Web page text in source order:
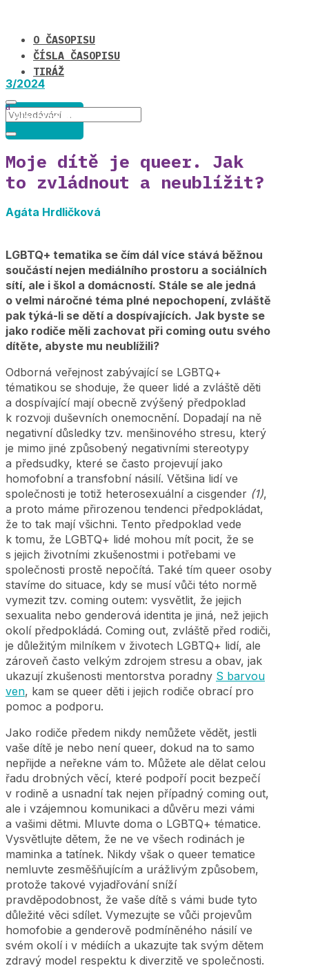
O ČASOPISU
ČÍSLA ČASOPISU
TIRÁŽ
3/2024
Hlavní téma
Moje dítě je queer. Jak
to zvládnout a neublížit?
Agáta Hrdličková
LGBTQ+ tematika se čím dál více stává běžnou
součástí nejen mediálního prostoru a sociálních
sítí, ale i škol a domácností. Stále se ale jedná
o velmi náročné téma plné nepochopení, zvláště
pak týká-li se dětí a dospívajících. Jak byste se
jako rodiče měli zachovat při coming outu svého
dítěte, abyste mu neublížili?
Odborná veřejnost zabývající se LGBTQ+
tématikou se shoduje, že queer lidé a zvláště děti
a dospívající mají obecně zvýšený předpoklad
k rozvoji duševních onemocnění. Dopadají na ně
negativní důsledky tzv. menšinového stresu, který
je mimo jiné způsobený negativními stereotypy
a předsudky, které se často projevují jako
homofobní a transfobní násilí. Většina lidí ve
společnosti je totiž heterosexuální a cisgender (1),
a proto máme přirozenou tendenci předpokládat,
že to tak mají všichni. Tento předpoklad vede
k tomu, že LGBTQ+ lidé mohou mít pocit, že se
s jejich životními zkušenostmi i potřebami ve
společnosti prostě nepočítá. Také tím queer osoby
stavíme do situace, kdy se musí vůči této normě
vymezit tzv. coming outem: vysvětlit, že jejich
sexualita nebo genderová identita je jiná, než jejich
okolí předpokládá. Coming out, zvláště před rodiči,
je důležitým milníkem v životech LGBTQ+ lidí, ale
zároveň často velkým zdrojem stresu a obav, jak
ukazují zkušenosti mentorstva poradny S barvou
ven, kam se queer děti i jejich rodiče obrací pro
pomoc a podporu.
Jako rodiče předem nikdy nemůžete vědět, jestli
vaše dítě je nebo není queer, dokud na to samo
nepřijde a neřekne vám to. Můžete ale dělat celou
řadu drobných věcí, které podpoří pocit bezpečí
v rodině a usnadní tak nejen případný coming out,
ale i vzájemnou komunikaci a důvěru mezi vámi
a vašimi dětmi. Mluvte doma o LGBTQ+ tématice.
Vysvětlujte dětem, že ne ve všech rodinách je
maminka a tatínek. Nikdy však o queer tematice
nemluvte zesměšňujícím a urážlivým způsobem,
protože takové vyjadřování sníží
pravděpodobnost, že vaše dítě s vámi bude tyto
důležité věci sdílet. Vymezujte se vůči projevům
homofobie a genderově podmíněného násilí ve
svém okolí i v médiích a ukazujte tak svým dětem
zdravý model respektu k diverzitě ve společnosti.